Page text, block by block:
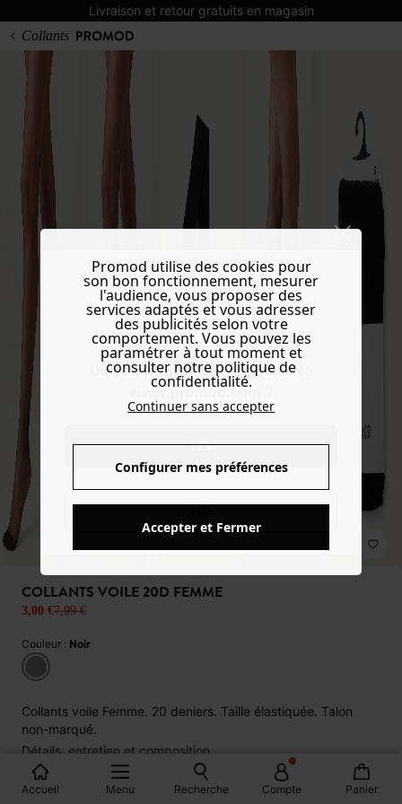
Livraison et retour gratuits en magasin
Do you want to be redirected to
www.promod.com ?
YES
NO
Collants
Accueil Menu Recherche Compte Panier
COLLANTS VOILE 20D FEMME
3,00 €7,99 €
Couleur : Noir
Collants voile Femme. 20 deniers. Taille élastiquée. Talon
non-marqué.
détails, entretien et composition
Produit indisponible
Promod utilise des cookies pour
son bon fonctionnement, mesurer
l'audience, vous proposer des
services adaptés et vous adresser
des publicités selon votre
comportement. Vous pouvez les
paramétrer à tout moment et
consulter notre politique de
confidentialité.
Continuer sans accepter
Configurer mes préférences
Accepter et Fermer